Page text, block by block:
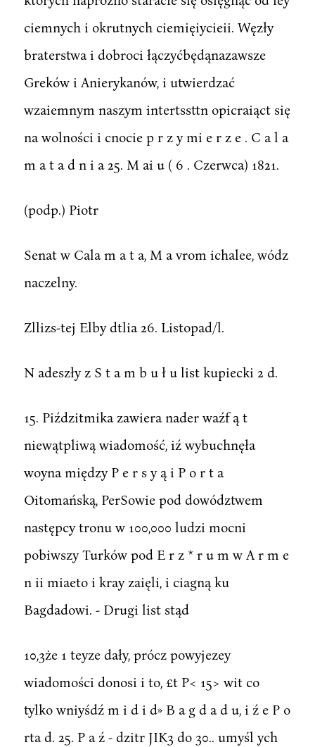
ciemnych i okrutnych ciemięiycieii. Węzły
braterstwa i dobroci łączyćbędąnazawsze
Greków i Anierykanów, i utwierdzać
wzaiemnym naszym intertssttn opicraiąct się
na wolności i cnocie p r z y mi e r z e . C a l a
m a t a d n i a 25. M ai u ( 6 . Czerwca) 1821.
(podp.) Piotr
Senat w Cala m a t a, M a vrom ichalee, wódz
naczelny.
Zllizs-tej Elby dtlia 26. Listopad/l.
N adeszły z S t a m b u ł u list kupiecki 2 d.
15. Piździtmika zawiera nader waźf ą t
niewątpliwą wiadomość, iź wybuchnęła
woyna między P e r s y ą i P o r t a
Oitomańską, PerSowie pod dowództwem
następcy tronu w 100,000 ludzi mocni
pobiwszy Turków pod E r z * r u m w A r m e
n ii miaeto i kray zaięli, i ciagną ku
Bagdadowi. - Drugi list stąd
10,3że 1 teyze dały, prócz powyjezey
wiadomości donosi i to, £t P< 15> wit co
tylko wniyśdź m i d i d» B a g d a d u, i ź e P o
rta d. 25. P a ź - dzitr JIK3 do 30.. umyśl ych